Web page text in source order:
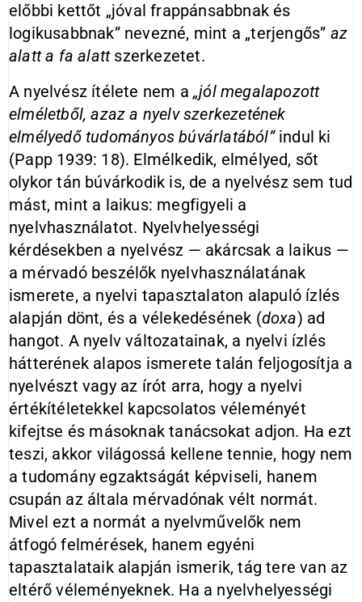
előbbi kettőt „jóval frappánsabbnak és
logikusabbnak” nevezné, mint a „terjengős” az
alatt a fa alattszerkezetet.
A nyelvész ítélete nem a „jól megalapozott
elméletből, azaz a nyelv szerkezetének
elmélyedő tudományos búvárlatából”indul ki
(Papp 1939: 18). Elmélkedik, elmélyed, sőt
olykor tán búvárkodik is, de a nyelvész sem tud
mást, mint a laikus: megfigyeli a
nyelvhasználatot. Nyelvhelyességi
kérdésekben a nyelvész — akárcsak a laikus —
a mérvadó beszélők nyelvhasználatának
ismerete, a nyelvi tapasztalaton alapuló ízlés
alapján dönt, és a vélekedésének (doxa) ad
hangot. A nyelv változatainak, a nyelvi ízlés
hátterének alapos ismerete talán feljogosítja a
nyelvészt vagy az írót arra, hogy a nyelvi
értékítéletekkel kapcsolatos véleményét
kifejtse és másoknak tanácsokat adjon. Ha ezt
teszi, akkor világossá kellene tennie, hogy nem
a tudomány egzaktságát képviseli, hanem
csupán az általa mérvadónak vélt normát.
Mivel ezt a normát a nyelvművelők nem
átfogó felmérések, hanem egyéni
tapasztalataik alapján ismerik, tág tere van az
eltérő véleményeknek. Ha a nyelvhelyességi